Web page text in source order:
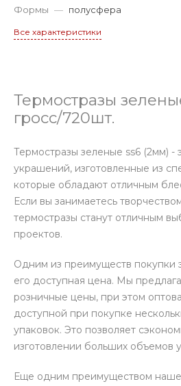
Формы — полусфера
Все характеристики
Термостразы
гросс/720шт.
Термостразы зеленые ss6 (2мм) -
украшений, изготовленные из
которые обладают отличным
Если вы занимаетесь
термостразы станут отличным
проектов.
Одним из преимуществ покупки
его доступная цена. Мы
розничные цены, при этом
доступной при покупке
упаковок. Это позволяет
изготовлении больших объемов
Еще одним преимуществом